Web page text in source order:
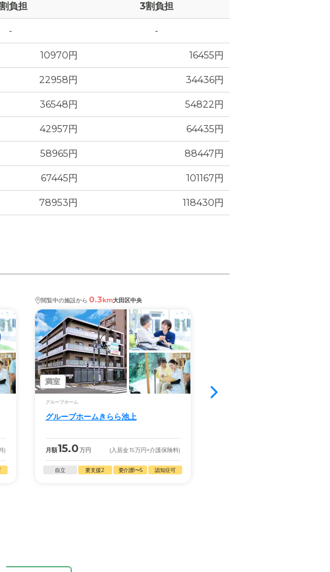
負担 3割負担
- -
10970円 16455円
22958円 34436円
36548円 54822円
42957円 64435円
58965円 88447円
67445円 101167円
78953円 118430円
)
閲覧中の施設から 0.3km大田区中央
満室
グループホーム
グループホームきらら池上
月額15.0万円 (入居金15万円+介護保険料)
自立 要支援2 要介護1〜5 認知症可